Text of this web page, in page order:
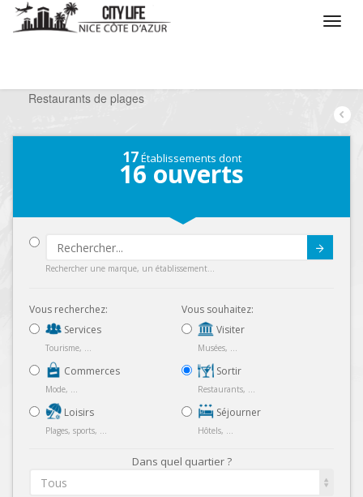
Restaurants de plages
17Établissements dont
16 ouverts
Rechercher une marque, un établissement...
Vous recherchez:
Services
Tourisme, ...
Commerces
Mode, ...
Loisirs
Plages, sports, ...
Vous souhaitez:
Visiter
Musées, ...
Sortir
Restaurants, ...
Séjourner
Hôtels, ...
Dans quel quartier ?
Tous